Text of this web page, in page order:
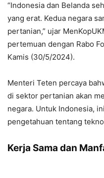
“Indonesia dan Belanda
yang erat. Kedua negara
pertanian,” ujar
pertemuan dengan Rabo
Kamis (30/5/2024).
Menteri Teten percaya
di sektor pertanian akan
negara. Untuk Indonesia,
pengetahuan tentang
Kerja Sama dan